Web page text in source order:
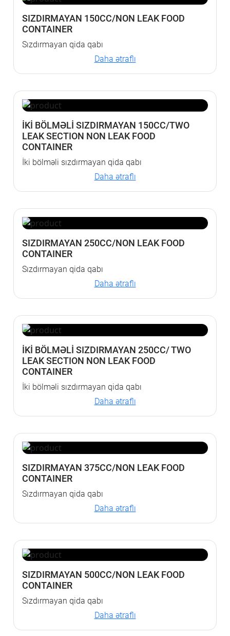
SIZDIRMAYAN 150CC/NON LEAK FOOD
CONTAINER
Sızdırmayan qida qabı
Daha ətraflı
İKİ BÖLMƏLİ SIZDIRMAYAN 150CC/TWO
LEAK SECTION NON LEAK FOOD
CONTAINER
İki bölməli sızdırmayan qida qabı
Daha ətraflı
SIZDIRMAYAN 250CC/NON LEAK FOOD
CONTAINER
Sızdırmayan qida qabı
Daha ətraflı
İKİ BÖLMƏLİ SIZDIRMAYAN 250CC/ TWO
LEAK SECTION NON LEAK FOOD
CONTAINER
İki bölməli sızdırmayan qida qabı
Daha ətraflı
SIZDIRMAYAN 375CC/NON LEAK FOOD
CONTAINER
Sızdırmayan qida qabı
Daha ətraflı
SIZDIRMAYAN 500CC/NON LEAK FOOD
CONTAINER
Sızdırmayan qida qabı
Daha ətraflı